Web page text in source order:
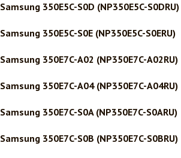
Samsung 350E5C-S0D (NP350E5C-S0DRU)
Samsung 350E5C-S0E (NP350E5C-S0ERU)
Samsung 350E7C-A02 (NP350E7C-A02RU)
Samsung 350E7C-A04 (NP350E7C-A04RU)
Samsung 350E7C-S0A (NP350E7C-S0ARU)
Samsung 350E7C-S0B (NP350E7C-S0BRU)